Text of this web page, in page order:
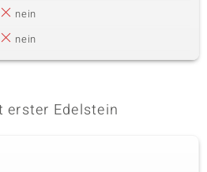
nein
nein
erster Edelstein